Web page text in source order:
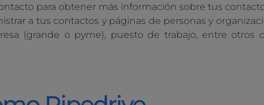
para obtener más información sobre tus
a tus contactos y páginas de personas y
(grande o pyme), puesto de trabajo, entre otros